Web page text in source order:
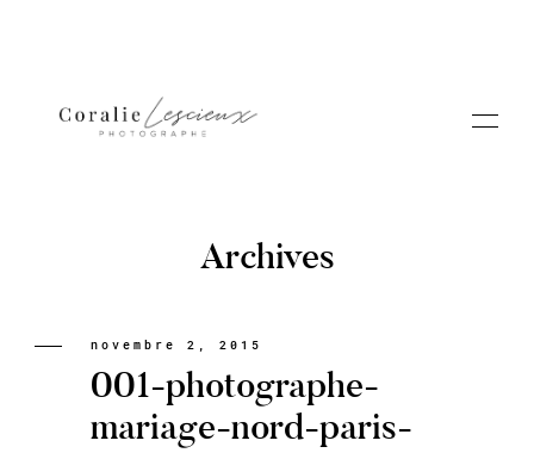
Portfolio
A PROPOS CORALIE
Archives
novembre 2, 2015
001-photographe-
mariage-nord-paris-